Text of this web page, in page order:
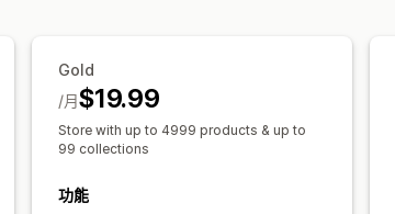
Gold
$19.99
/月
Store with up to 4999 products & up to
99 collections
功能